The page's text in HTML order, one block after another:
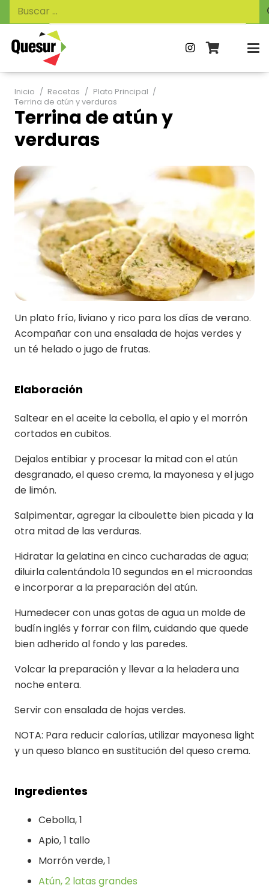
de
productos
Buscar:
Inicio / Recetas / Plato Principal /
Terrina de atún y verduras
Terrina de atún y
verduras
Un plato frío, liviano y rico para los días de verano.
Acompañar con una ensalada de hojas verdes y
un té helado o jugo de frutas.
Elaboración
Saltear en el aceite la cebolla, el apio y el morrón
cortados en cubitos.
Dejalos entibiar y procesar la mitad con el atún
desgranado, el queso crema, la mayonesa y el jugo
de limón.
Salpimentar, agregar la ciboulette bien picada y la
otra mitad de las verduras.
Hidratar la gelatina en cinco cucharadas de agua;
diluirla calentándola 10 segundos en el microondas
e incorporar a la preparación del atún.
Humedecer con unas gotas de agua un molde de
budín inglés y forrar con film, cuidando que quede
bien adherido al fondo y las paredes.
Volcar la preparación y llevar a la heladera una
noche entera.
Servir con ensalada de hojas verdes.
NOTA: Para reducir calorías, utilizar mayonesa light
y un queso blanco en sustitución del queso crema.
Ingredientes
Cebolla, 1
Apio, 1 tallo
Morrón verde, 1
Atún, 2 latas grandes